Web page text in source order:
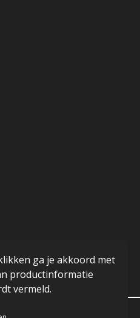
ga je akkoord met
productinformatie
vermeld.